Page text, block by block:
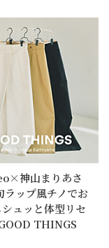
神山まりあさ
ラップ風チノでお
ュッと体型リセ
THINGS